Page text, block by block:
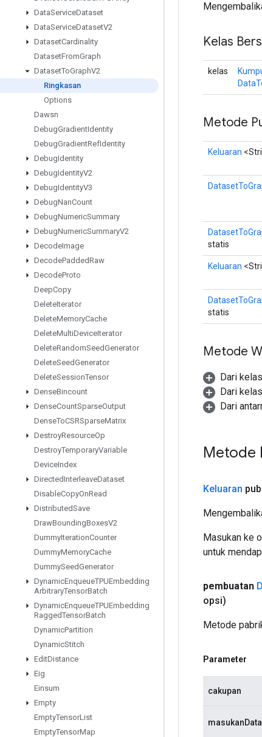
DataServiceDataset
DataServiceDatasetV2
DatasetCardinality
DatasetFromGraph
DatasetToGraphV2
Ringkasan
Options
Dawsn
DebugGradientIdentity
DebugGradientRefIdentity
DebugIdentity
DebugIdentityV2
DebugIdentityV3
DebugNanCount
DebugNumericSummary
DebugNumericSummaryV2
DecodeImage
DecodePaddedRaw
DecodeProto
DeepCopy
DeleteIterator
DeleteMemoryCache
DeleteMultiDeviceIterator
DeleteRandomSeedGenerator
DeleteSeedGenerator
DeleteSessionTensor
DenseBincount
DenseCountSparseOutput
DenseToCSRSparseMatrix
DestroyResourceOp
DestroyTemporaryVariable
DeviceIndex
DirectedInterleaveDataset
DisableCopyOnRead
DistributedSave
DrawBoundingBoxesV2
DummyIterationCounter
DummyMemoryCache
DummySeedGenerator
DynamicEnqueueTPUEmbedding
ArbitraryTensorBatch
DynamicEnqueueTPUEmbedding
RaggedTensorBatch
DynamicPartition
DynamicStitch
EditDistance
Eig
Einsum
Empty
EmptyTensorList
EmptyTensorMap
Kelas
kelas
Metode
Keluaran
statis
Keluaran
statis
Metode
Dari kelas
Dari
Dari
Metode
Keluaran
Masukan ke
untuk
pembuatan
opsi)
Metode
Parameter
cakupan